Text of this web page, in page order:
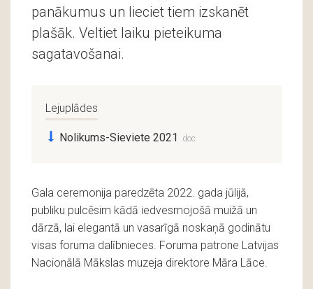
panākumus un lieciet tiem izskanēt
plašāk. Veltiet laiku pieteikuma
sagatavošanai.
Lejuplādes
Nolikums-Sieviete 2021
Gala ceremonija paredzēta 2022. gada jūlijā,
publiku pulcēsim kādā iedvesmojošā muižā un
dārzā, lai elegantā un vasarīgā noskaņā godinātu
visas foruma dalībnieces. Foruma patrone Latvijas
Nacionālā Mākslas muzeja direktore Māra Lāce.